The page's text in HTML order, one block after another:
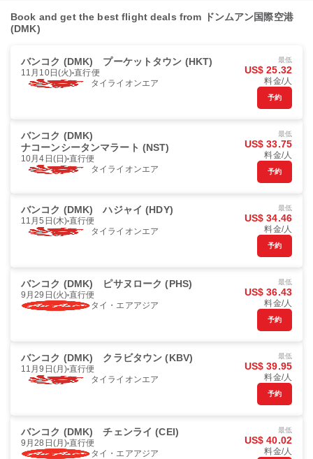
Book and get the best flight deals from ドンムアン国際空港
(DMK)
バンコク (DMK) プーケットタウン (HKT)
11月10日(火) 直行便
タイライオンエア
最低
US$ 25.32
料金/人
予約
バンコク (DMK)
ナコーンシータンマラート (NST)
10月4日(日) 直行便
タイライオンエア
最低
US$ 33.75
料金/人
予約
バンコク (DMK) ハジャイ (HDY)
11月5日(木) 直行便
タイライオンエア
最低
US$ 34.46
料金/人
予約
バンコク (DMK) ピサヌローク (PHS)
9月29日(火) 直行便
タイ・エアアジア
最低
US$ 36.43
料金/人
予約
バンコク (DMK) クラビタウン (KBV)
11月9日(月) 直行便
タイライオンエア
最低
US$ 39.95
料金/人
予約
バンコク (DMK) チェンライ (CEI)
9月28日(月) 直行便
タイ・エアアジア
最低
US$ 40.02
料金/人